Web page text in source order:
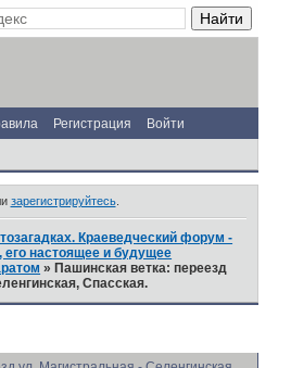
Регистрация Войти
зарегистрируйтесь.
Краеведческий форум -
его настоящее и будущее
» Пашинская ветка: переезд
Спасская.